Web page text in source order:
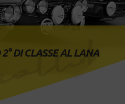
DI CLASSE AL LANA